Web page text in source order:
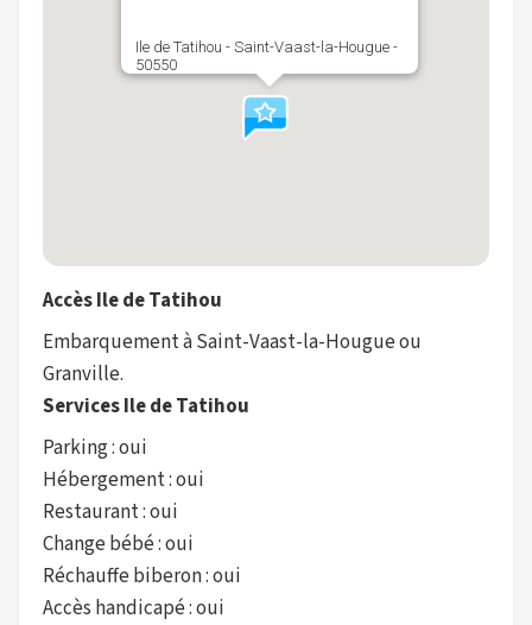
Ile de Tatihou - Saint-Vaast-la-Hougue -
50550
Accès Ile de Tatihou
Embarquement à Saint-Vaast-la-Hougue ou
Granville.
Services Ile de Tatihou
Parking : oui
Hébergement : oui
Restaurant : oui
Change bébé : oui
Réchauffe biberon : oui
Accès handicapé : oui